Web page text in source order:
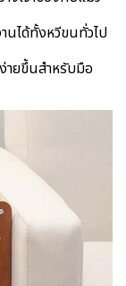
นได้ทั้งหวีขนทั่วไป
ายขึ้นสำหรับมือ